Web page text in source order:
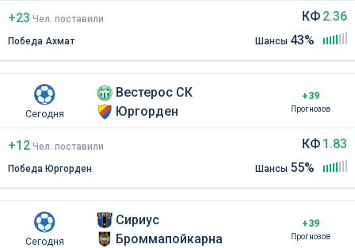
+23 Чел поставили
Победа Ахмат
КФ 2.36
Шансы 43%
Сегодня
Вестерос СК
Юргорден
+39
Прогнозов
+12 Чел поставили
Победа Юргорден
КФ 1.83
Шансы 55%
Сегодня
Сириус
Броммапойкарна
+39
Прогнозов